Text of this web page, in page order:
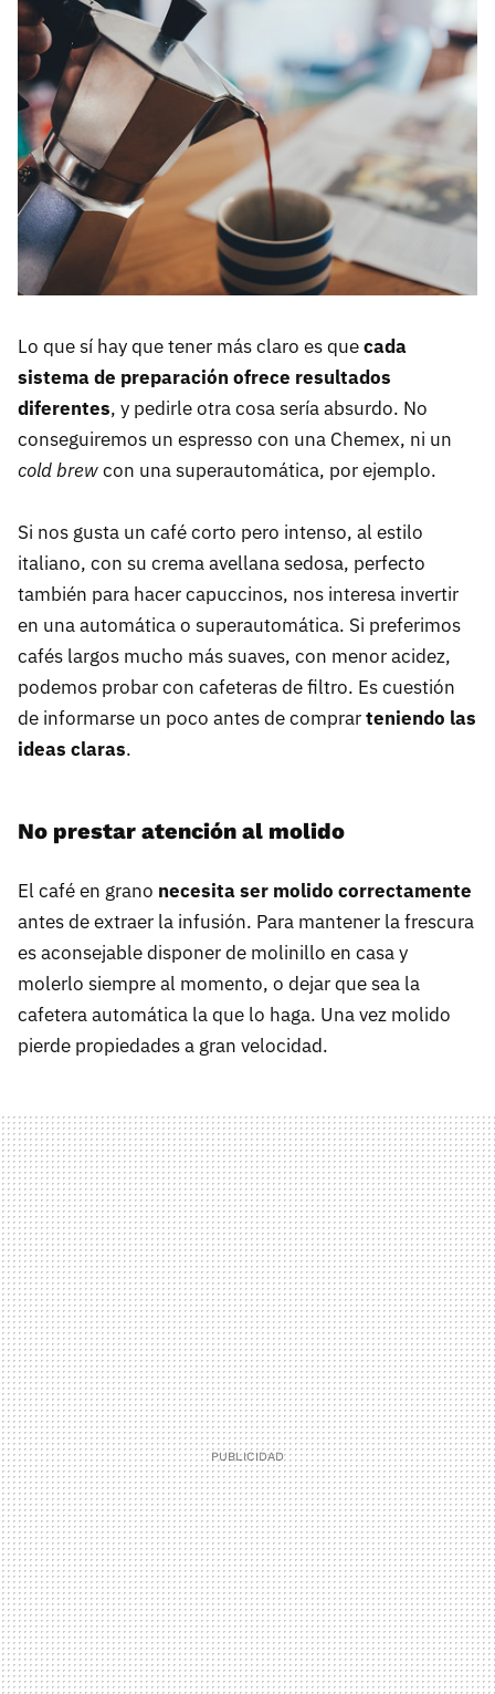
Lo que sí hay que tener más claro es quecada
sistema de preparación ofrece resultados
diferentes, y pedirle otra cosa sería absurdo. No
conseguiremos un espresso con una Chemex, ni un
cold brewcon una superautomática, por ejemplo.
Si nos gusta un café corto pero intenso, al estilo
italiano, con su crema avellana sedosa, perfecto
también para hacer capuccinos, nos interesa invertir
en una automática o superautomática. Si preferimos
cafés largos mucho más suaves, con menor acidez,
podemos probar con cafeteras de filtro. Es cuestión
de informarse un poco antes de comprarteniendo las
ideas claras.
No prestar atención al molido
El café en grano necesita ser molido correctamente
antes de extraer la infusión. Para mantener la frescura
es aconsejable disponer de molinillo en casa y
molerlo siempre al momento, o dejar que sea la
cafetera automática la que lo haga. Una vez molido
pierde propiedades a gran velocidad.